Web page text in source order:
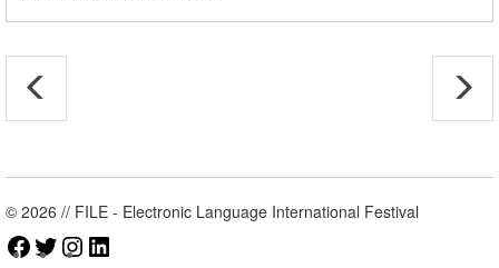
© 2026 // FILE - Electronic Language International Festival
Facebook
TwitterInstagram